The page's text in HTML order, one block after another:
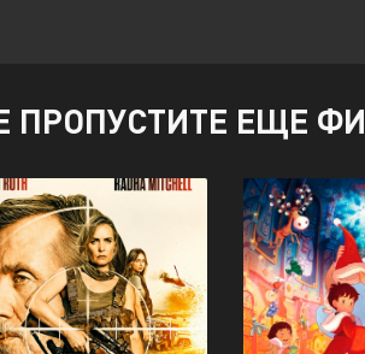
ПРОПУСТИТЕ ЕЩЕ